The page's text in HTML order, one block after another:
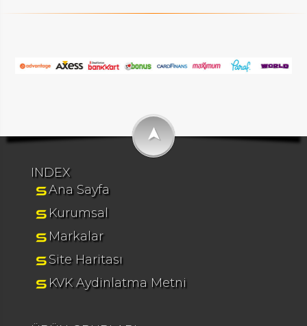
➤
INDEX
Ana Sayfa
Kurumsal
Markalar
Site Haritası
KVK Aydinlatma Metni